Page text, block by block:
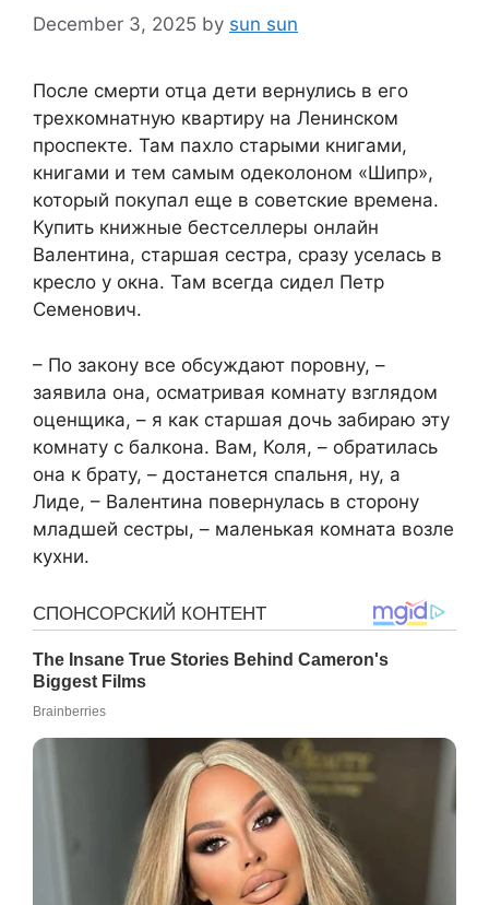
December 3, 2025 by sun sun
После смерти отца дети вернулись в его
трехкомнатную квартиру на Ленинском
проспекте. Там пахло старыми книгами,
книгами и тем самым одеколоном «Шипр»,
который покупал еще в советские времена.
Купить книжные бестселлеры онлайн
Валентина, старшая сестра, сразу уселась в
кресло у окна. Там всегда сидел Петр
Семенович.
– По закону все обсуждают поровну, –
заявила она, осматривая комнату взглядом
оценщика, – я как старшая дочь забираю эту
комнату с балкона. Вам, Коля, – обратилась
она к брату, – достанется спальня, ну, а
Лиде, – Валентина повернулась в сторону
младшей сестры, – маленькая комната возле
кухни.